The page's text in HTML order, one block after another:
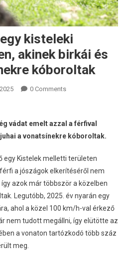
kisteleki
akinek birkái és
kóboroltak
0 Comments
vádat emelt azzal a férfival
a vonatsínekre kóboroltak.
egy Kistelek melletti területen
a jószágok elkerítéséről nem
azok már többször a közelben
Legutóbb, 2025. év nyarán egy
ahol a közel 100 km/h-val érkező
nem tudott megállni, így elütötte az
a vonaton tartózkodó több száz
meg.